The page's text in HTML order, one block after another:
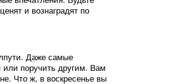
и вознаградят по
Даже самые
или поручить другим. Вам
Что ж, в воскресенье вы